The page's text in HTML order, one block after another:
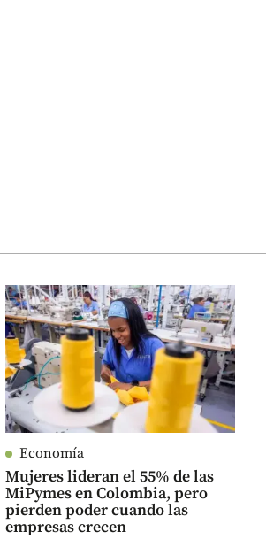
Economía
Mujeres lideran el 55% de las
MiPymes en Colombia, pero
pierden poder cuando las
empresas crecen